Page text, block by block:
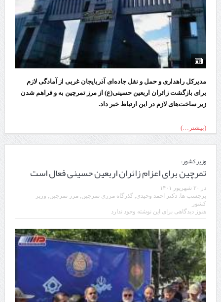
مدیرکل راهداری و حمل و نقل جاده‌ای آذربایجان غربی از آمادگی لازم
برای بازگشت زائران اربعین حسینی(ع) از مرز تمرچین به و فراهم شدن
زیر ساخت‌های لازم در این ارتباط خبر داد.
(بیشتر…)
وزیر کشور:
تمرچین برای اعزام زائران اربعین حسینی فعال است
در
۲۰ شهریور ۱۴۰۱
برچسب ها: دکتر احمد وحیدی, گذرگاه مرزی تمرچین, مرز تمرچین, وزیر
کشور
هنوز دیدگاهی برای این نوشته وجود ندارد